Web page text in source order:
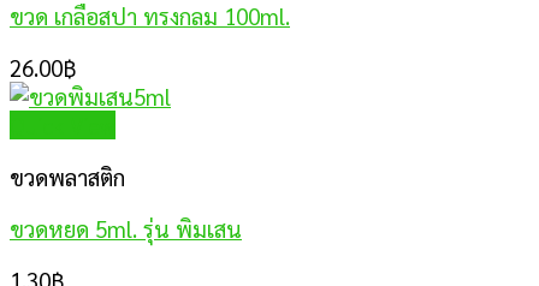
ขวด เกลือสปา ทรงกลม 100ml.
26.00฿
ขวดพลาสติก
ขวดหยด 5ml. รุ่น พิมเสน
1.30฿